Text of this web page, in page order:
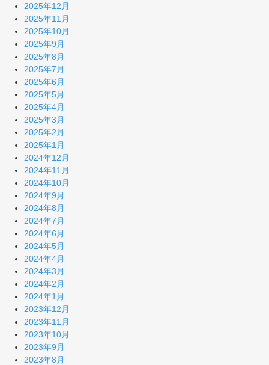
2025年12月
2025年11月
2025年10月
2025年9月
2025年8月
2025年7月
2025年6月
2025年5月
2025年4月
2025年3月
2025年2月
2025年1月
2024年12月
2024年11月
2024年10月
2024年9月
2024年8月
2024年7月
2024年6月
2024年5月
2024年4月
2024年3月
2024年2月
2024年1月
2023年12月
2023年11月
2023年10月
2023年9月
2023年8月